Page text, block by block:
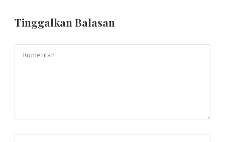
Tinggalkan Balasan